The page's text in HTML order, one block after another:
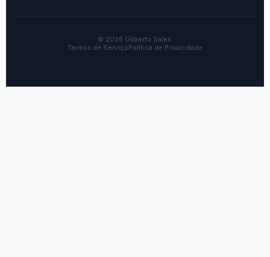
© 2026 Gilberto Sales.
Termos de ServiçoPolítica de Privacidade